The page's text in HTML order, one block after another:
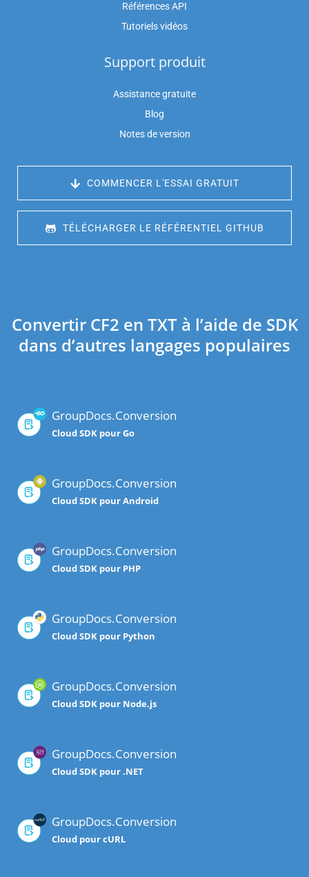
Références API
Tutoriels vidéos
Support produit
Assistance gratuite
Blog
Notes de version
COMMENCER L'ESSAI GRATUIT
TÉLÉCHARGER LE RÉFÉRENTIEL GITHUB
Convertir CF2 en TXT à l’aide de SDK
dans d’autres langages populaires
GroupDocs.Conversion
Cloud SDK pour Go
GroupDocs.Conversion
Cloud SDK pour Android
GroupDocs.Conversion
Cloud SDK pour PHP
GroupDocs.Conversion
Cloud SDK pour Python
GroupDocs.Conversion
Cloud SDK pour Node.js
GroupDocs.Conversion
Cloud SDK pour .NET
GroupDocs.Conversion
Cloud pour cURL